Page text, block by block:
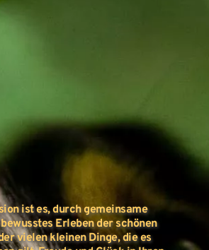
ist es, durch gemeinsame
Erleben der schönen
vielen kleinen Dinge, die es